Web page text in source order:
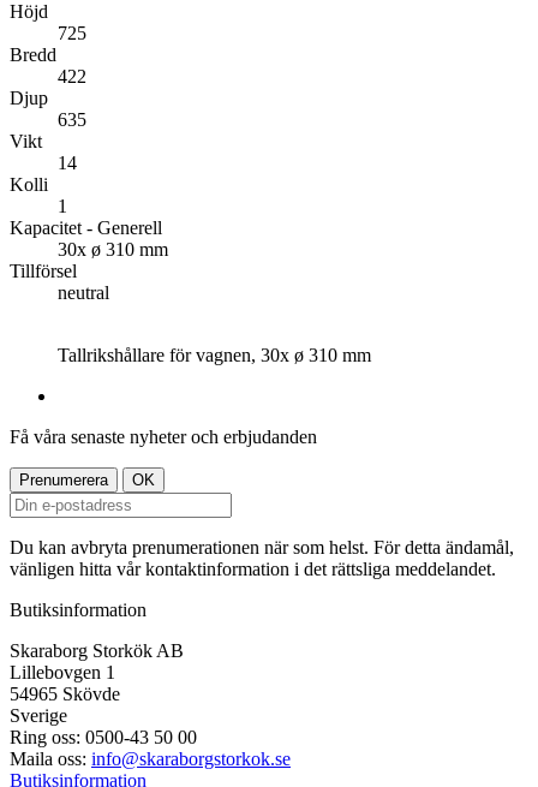
Höjd
725
Bredd
422
Djup
635
Vikt
14
Kolli
1
Kapacitet - Generell
30x ø 310 mm
Tillförsel
neutral
Tallrikshållare för vagnen, 30x ø 310 mm
Få våra senaste nyheter och erbjudanden
Du kan avbryta prenumerationen när som helst. För detta ändamål,
vänligen hitta vår kontaktinformation i det rättsliga meddelandet.
Butiksinformation
Skaraborg Storkök AB
Lillebovgen 1
54965 Skövde
Sverige
Ring oss: 0500-43 50 00
Maila oss: info@skaraborgstorkok.se
Butiksinformation